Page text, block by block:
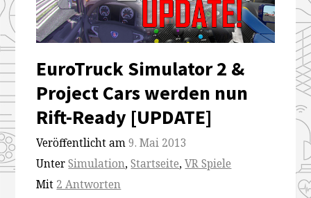
EuroTruck Simulator 2 &
Project Cars werden nun
Rift-Ready [UPDATE]
Veröffentlicht am9. Mai 2013
UnterSimulation,Startseite,VR Spiele
Mit 2 Antworten